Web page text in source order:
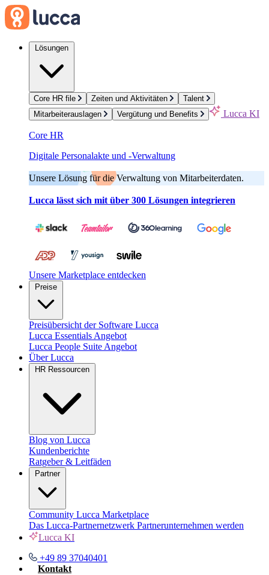
Core HR file Zeiten und Aktivitäten
Talent
Mitarbeiterauslagen
Vergütung und Benefits Lucca KI
Core HR
Digitale Personalakte und -Verwaltung
Unsere Lösung für die Verwaltung von Mitarbeiterdaten.
Lucca lässt sich mit über 300 Lösungen integrieren
Unsere Marketplace entdecken
Preisübersicht der Software Lucca
Lucca Essentials Angebot
Lucca People Suite Angebot
Über Lucca
Blog von Lucca
Kundenberichte
Ratgeber & Leitfäden
Partner
Community Lucca Marketplace
Das Lucca-Partnernetzwerk Partnerunternehmen werden
Lucca KI
+49 89 37040401
Kontakt